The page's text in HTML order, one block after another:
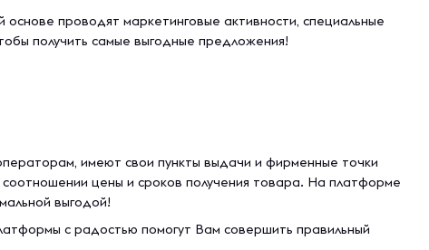
проводят маркетинговые активности, специальные
получить самые выгодные предложения!
имеют свои пункты выдачи и фирменные точки
цены и сроков получения товара. На платформе
выгодой!
с радостью помогут Вам совершить правильный